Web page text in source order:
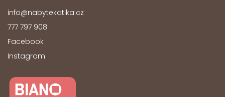
info@nabytekatika.cz
777 797 908
Facebook
Instagram